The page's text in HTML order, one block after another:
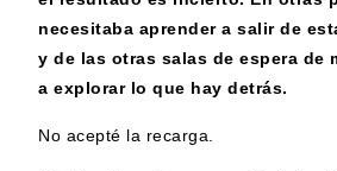
necesitaba aprender a salir de
y de las otras salas de espera de
a explorar lo que hay detrás.
No acepté la recarga.